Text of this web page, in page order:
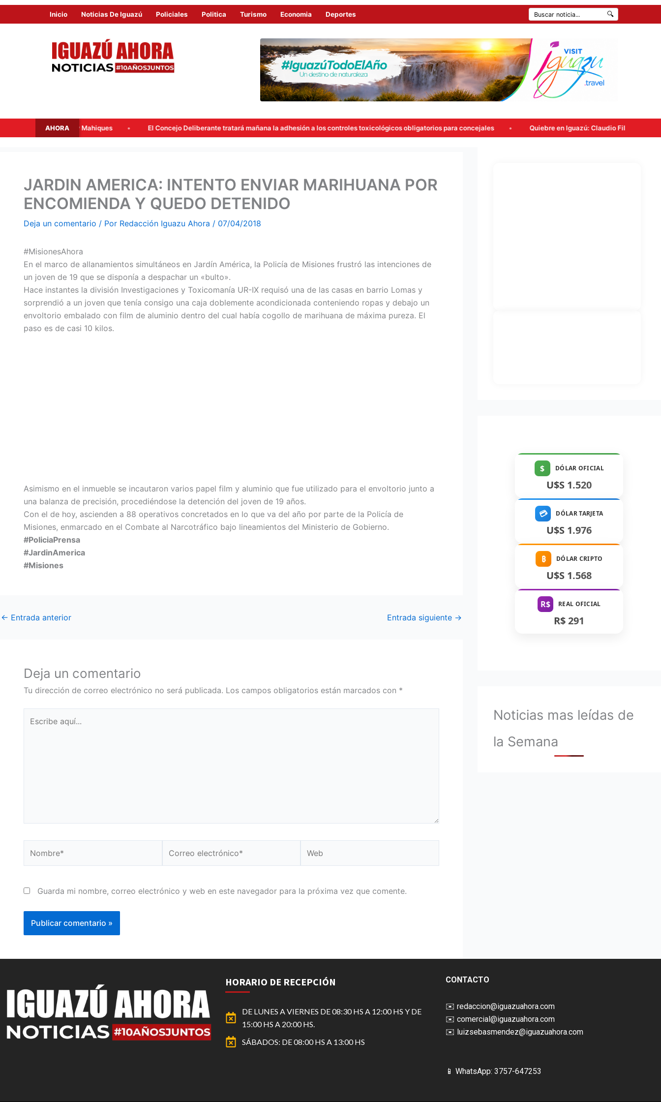
Inicio Noticias De Iguazú Policiales Politica Turismo Economia Deportes 🔍
AHORA
y Mahiques El Concejo Deliberante tratará mañana la adhesión a los controles toxicológicos obligatorios para concejales Quiebre en Iguazú: Claudio Filippa renunció a Encuentro
JARDIN AMERICA: INTENTO ENVIAR MARIHUANA POR
ENCOMIENDA Y QUEDO DETENIDO
Deja un comentario / Por Redacción Iguazu Ahora / 07/04/2018
#MisionesAhora
En el marco de allanamientos simultáneos en Jardín América, la Policía de Misiones frustró las intenciones de
un joven de 19 que se disponía a despachar un «bulto».
Hace instantes la división Investigaciones y Toxicomanía UR-IX requisó una de las casas en barrio Lomas y
sorprendió a un joven que tenía consigo una caja doblemente acondicionada conteniendo ropas y debajo un
envoltorio embalado con film de aluminio dentro del cual había cogollo de marihuana de máxima pureza. El
paso es de casi 10 kilos.
Asimismo en el inmueble se incautaron varios papel film y aluminio que fue utilizado para el envoltorio junto a
una balanza de precisión, procediéndose la detención del joven de 19 años.
Con el de hoy, ascienden a 88 operativos concretados en lo que va del año por parte de la Policía de
Misiones, enmarcado en el Combate al Narcotráfico bajo lineamientos del Ministerio de Gobierno.
#PoliciaPrensa
#JardinAmerica
#Misiones
← Entrada anterior Entrada siguiente →
Deja un comentario
Tu dirección de correo electrónico no será publicada. Los campos obligatorios están marcados con *
aquí...
electrónico*
Guarda mi nombre, correo electrónico y web en este navegador para la próxima vez que comente.
$ DÓLAR OFICIAL
U$S 1.520
💳 DÓLAR TARJETA
U$S 1.976
₿ DÓLAR CRIPTO
U$S 1.568
R$ REAL OFICIAL
R$ 291
Noticias mas leídas de
la Semana
HORARIO DE RECEPCIÓN
DE LUNES A VIERNES DE 08:30 HS A 12:00 HS Y DE
15:00 HS A 20:00 HS.
SÁBADOS: DE 08:00 HS A 13:00 HS
CONTACTO
✉️ redaccion@iguazuahora.com
✉️ comercial@iguazuahora.com
✉️ luizsebasmendez@iguazuahora.com
📱 WhatsApp: 3757-647253